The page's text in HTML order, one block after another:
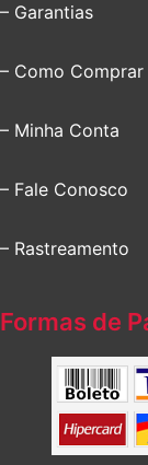
– Garantias
– Como Comprar
– Minha Conta
– Fale Conosco
– Rastreamento
Formas de